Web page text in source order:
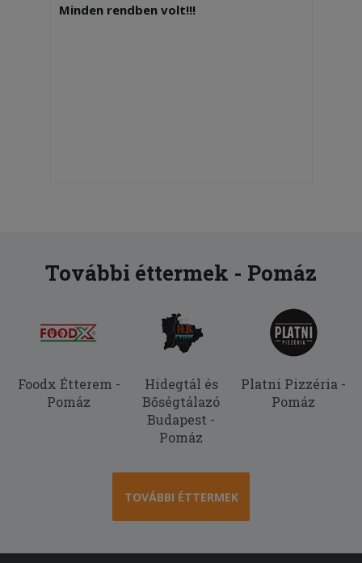
Minden rendben volt!!!
További éttermek - Pomáz
Foodx Étterem -
Pomáz
Hidegtál és
Bőségtálazó
Budapest -
Pomáz
Platni Pizzéria -
Pomáz
TOVÁBBI ÉTTERMEK